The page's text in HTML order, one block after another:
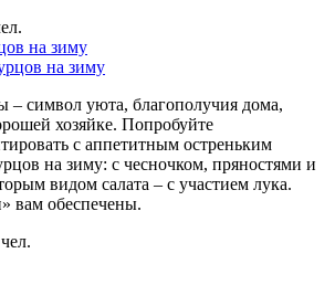
на зиму
– символ уюта, благополучия дома,
хозяйке. Попробуйте
с аппетитным остреньким
на зиму: с чесночком, пряностями и
видом салата – с участием лука.
вам обеспечены.